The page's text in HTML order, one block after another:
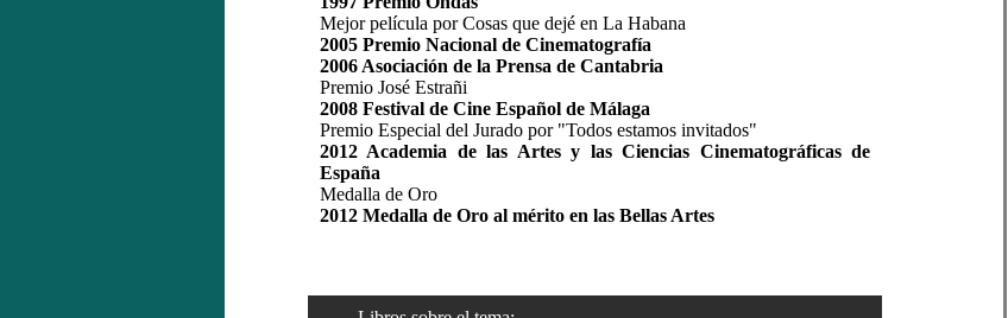
Mejor película por Cosas que dejé en La Habana
2005 Premio Nacional de Cinematografía
2006 Asociación de la Prensa de Cantabria
Premio José Estrañi
2008 Festival de Cine Español de Málaga
Premio Especial del Jurado por "Todos estamos invitados"
2012 Academia de las Artes y las Ciencias Cinematográficas de
España
Medalla de Oro
2012 Medalla de Oro al mérito en las Bellas Artes